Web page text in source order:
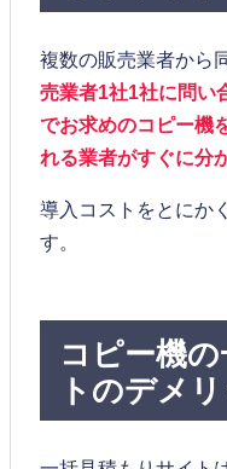
複数の販売業者から
売業者1社1社に問い
でお求めのコピー機
れる業者がすぐに分
導入コストをとにか
す。
コピー機
トのデメ